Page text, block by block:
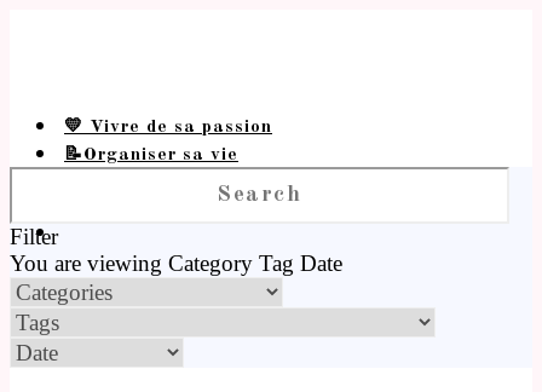
💛 Vivre de sa passion
📝Organiser sa vie
Filter
You are viewing Category Tag Date